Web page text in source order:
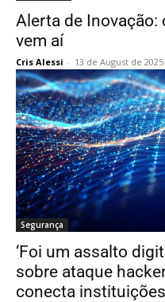
Alerta de
vem aí
Cris Alessi - 13 de August de 2025
Segurança
‘Foi um assalto
sobre ataque
conecta